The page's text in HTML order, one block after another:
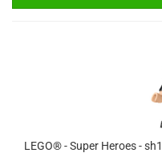
LEGO® - Super Heroes -